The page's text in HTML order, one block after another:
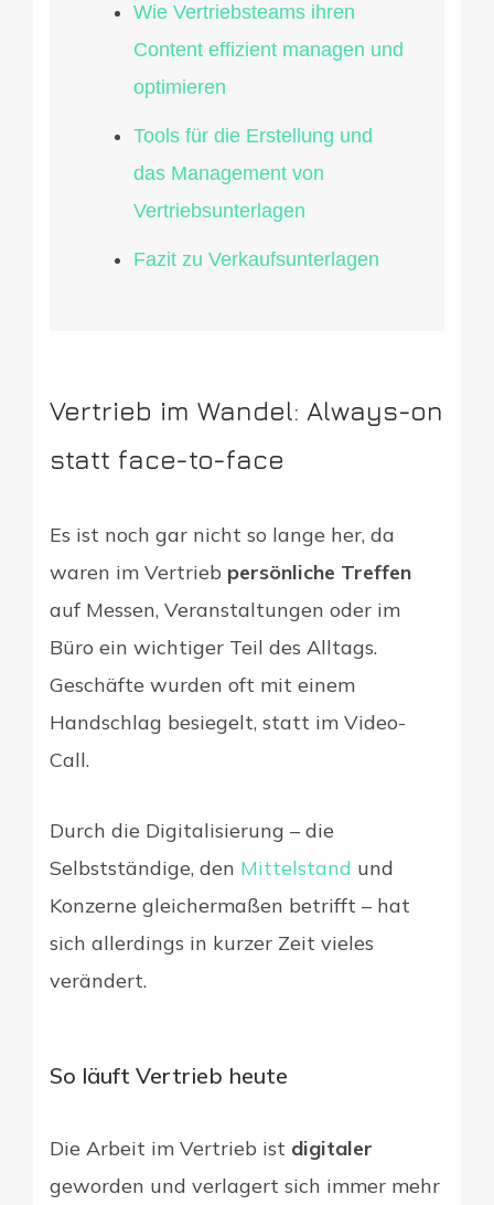
Wie Vertriebsteams ihren
Content effizient managen und
optimieren
Tools für die Erstellung und
das Management von
Vertriebsunterlagen
Fazit zu Verkaufsunterlagen
Vertrieb im Wandel: Always-on
statt face-to-face
Es ist noch gar nicht so lange her, da
waren im Vertrieb persönliche Treffen
auf Messen, Veranstaltungen oder im
Büro ein wichtiger Teil des Alltags.
Geschäfte wurden oft mit einem
Handschlag besiegelt, statt im Video-
Call.
Durch die Digitalisierung – die
Selbstständige, den Mittelstand und
Konzerne gleichermaßen betrifft – hat
sich allerdings in kurzer Zeit vieles
verändert.
So läuft Vertrieb heute
Die Arbeit im Vertrieb ist digitaler
geworden und verlagert sich immer mehr